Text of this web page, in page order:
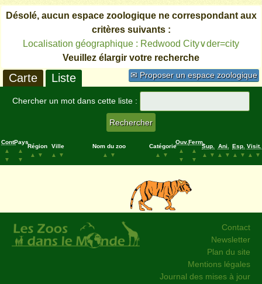
Désolé, aucun espace zoologique ne correspondant aux
critères suivants :
Localisation géographique : Redwood City∨der=city
Veuillez élargir votre recherche
✉ Proposer un espace zoologique
Carte Liste
Chercher un mot dans cette liste :
Cont.
▲
▼
Pays
▲
▼
Région
▲
▼
Ville
▲
▼
Nom du zoo
▲
▼
Catégorie
▲
▼
Ouv.
▲
▼
Ferm.
▲
▼
Sup.
▲
▼
Ani.
▲
▼
Esp.
▲
▼
Visit.
▲
▼
Contact
Newsletter
Plan du site
Mentions légales
Journal des mises à jour